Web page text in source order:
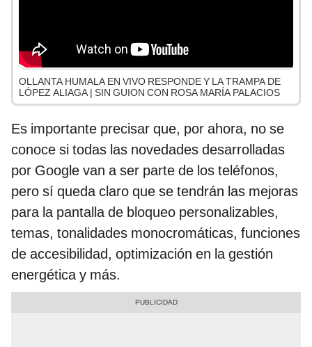
OLLANTA HUMALA EN VIVO RESPONDE Y LA TRAMPA DE
LÓPEZ ALIAGA | SIN GUION CON ROSA MARÍA PALACIOS
Es importante precisar que, por ahora, no se
conoce si todas las novedades desarrolladas
por Google van a ser parte de los teléfonos,
pero sí queda claro que se tendrán las mejoras
para la pantalla de bloqueo personalizables,
temas, tonalidades monocromáticas, funciones
de accesibilidad, optimización en la gestión
energética y más.